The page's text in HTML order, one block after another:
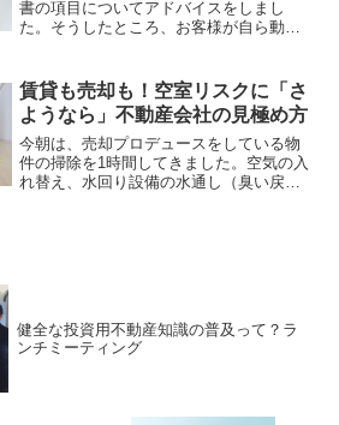
書の項目についてアドバイスをしまし
た。そうしたところ、お客様が自ら動き
であり、契約事務手続きは代行会社に委
託されているものでした。し...
賃貸も売却も！空室リスクに「さ
ようなら」不動産会社の見極め方
今朝は、売却プロデュースをしている物
件の掃除を1時間してきました。空気の入
れ替え、水回り設備の水通し（臭い戻り
健全な投資用不動産知識の普及って？ラ
ンチミーティング